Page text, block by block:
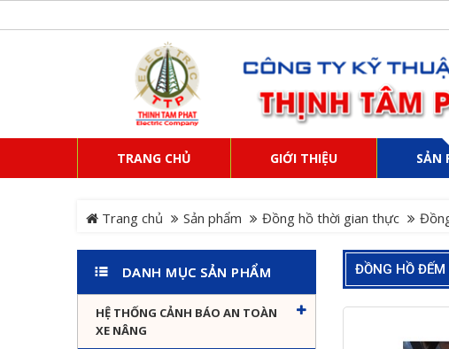
TRANG CHỦ GIỚI THIỆU SẢN
Trang chủ Sản phẩm Đồng hồ thời gian thực
DANH MỤC SẢN PHẨM
HỆ THỐNG CẢNH BÁO AN TOÀN
XE NÂNG
ĐỒNG HỒ ĐẾM